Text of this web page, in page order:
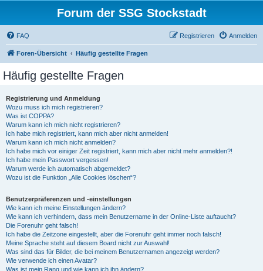
Forum der SSG Stockstadt
FAQ Anmelden
Registrieren
Foren-Übersicht Häufig gestellte Fragen
Häufig gestellte Fragen
Registrierung und Anmeldung
Wozu muss ich mich registrieren?
Was ist COPPA?
Warum kann ich mich nicht registrieren?
Ich habe mich registriert, kann mich aber nicht anmelden!
Warum kann ich mich nicht anmelden?
Ich habe mich vor einiger Zeit registriert, kann mich aber nicht mehr anmelden?!
Ich habe mein Passwort vergessen!
Warum werde ich automatisch abgemeldet?
Wozu ist die Funktion „Alle Cookies löschen“?
Benutzerpräferenzen und -einstellungen
Wie kann ich meine Einstellungen ändern?
Wie kann ich verhindern, dass mein Benutzername in der Online-Liste auftaucht?
Die Forenuhr geht falsch!
Ich habe die Zeitzone eingestellt, aber die Forenuhr geht immer noch falsch!
Meine Sprache steht auf diesem Board nicht zur Auswahl!
Was sind das für Bilder, die bei meinem Benutzernamen angezeigt werden?
Wie verwende ich einen Avatar?
Was ist mein Rang und wie kann ich ihn ändern?